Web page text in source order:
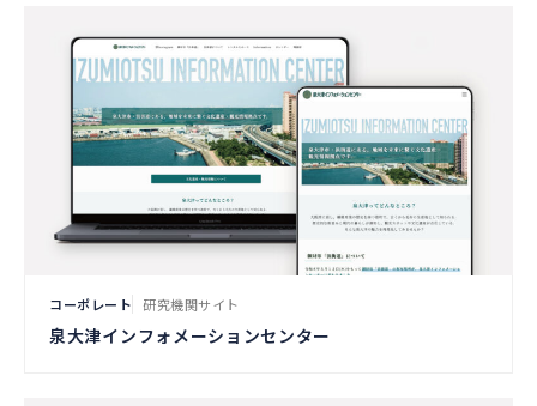
コーポレート 研究機関サイト
泉大津インフォメーションセンター